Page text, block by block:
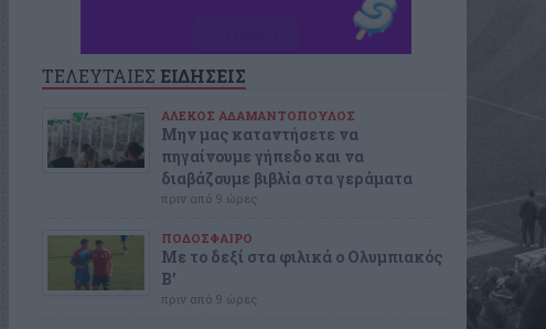
ΤΕΛΕΥΤΑΙΕΣ ΕΙΔΗΣΕΙΣ
ΑΛΕΚΟΣ ΑΔΑΜΑΝΤΟΠΟΥΛΟΣ
Μην μας καταντήσετε να
πηγαίνουμε γήπεδο και να
διαβάζουμε βιβλία στα γεράματα
πριν από 9 ώρες
ΠΟΔΟΣΦΑΙΡΟ
Με το δεξί στα φιλικά ο Ολυμπιακός
Β’
πριν από 9 ώρες